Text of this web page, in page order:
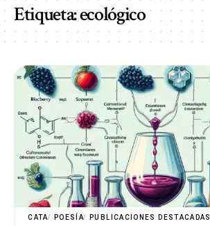
Etiqueta:ecológico
CATA POESÍA PUBLICACIONES DESTACADAS